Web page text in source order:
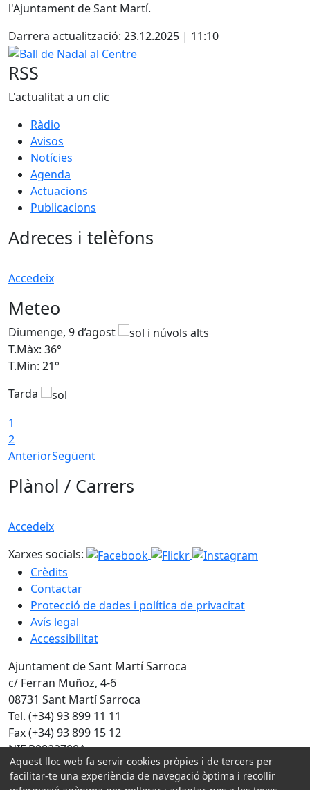
l'Ajuntament de Sant Martí.
Darrera actualització: 23.12.2025 | 11:10
Ball de Nadal al Centre
RSS
L'actualitat a un clic
Ràdio
Avisos
Notícies
Agenda
Actuacions
Publicacions
Adreces i telèfons
Accedeix
Meteo
Diumenge, 9 d’agost
T.Màx: 36°
T.Min: 21°
Tarda
1
2
AnteriorSegüent
Plànol / Carrers
Accedeix
Xarxes socials:
Crèdits
Contactar
Protecció de dades i política de privacitat
Avís legal
Accessibilitat
Ajuntament de Sant Martí Sarroca
c/ Ferran Muñoz, 4-6
08731 Sant Martí Sarroca
Tel. (+34) 93 899 11 11
Fax (+34) 93 899 15 12
NIF P0822700A
Amb la col·laboració de:
Aquest lloc web fa servir cookies pròpies i de tercers per
facilitar-te una experiència de navegació òptima i recollir